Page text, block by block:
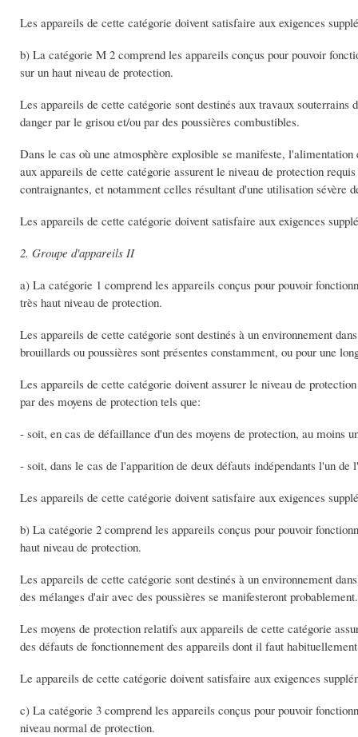
Les appareils de cette catégorie doivent satisfaire aux exigences
b) La catégorie M 2 comprend les appareils conçus pour pouvoir
sur un haut niveau de protection.
Les appareils de cette catégorie sont destinés aux travaux
danger par le grisou et/ou par des poussières combustibles.
Dans le cas où une atmosphère explosible se manifeste,
aux appareils de cette catégorie assurent le niveau de protection
contraignantes, et notamment celles résultant d'une utilisation sévère
Les appareils de cette catégorie doivent satisfaire aux exigences
2. Groupe d'appareils II
a) La catégorie 1 comprend les appareils conçus pour pouvoir
très haut niveau de protection.
Les appareils de cette catégorie sont destinés à un environnement
brouillards ou poussières sont présentes constamment, ou pour une
Les appareils de cette catégorie doivent assurer le niveau de
par des moyens de protection tels que:
- soit, en cas de défaillance d'un des moyens de protection, au moins
- soit, dans le cas de l'apparition de deux défauts indépendants l'un
Les appareils de cette catégorie doivent satisfaire aux exigences
b) La catégorie 2 comprend les appareils conçus pour pouvoir
haut niveau de protection.
Les appareils de cette catégorie sont destinés à un environnement
des mélanges d'air avec des poussières se manifesteront probablement.
Les moyens de protection relatifs aux appareils de cette catégorie
des défauts de fonctionnement des appareils dont il faut
Le appareils de cette catégorie doivent satisfaire aux exigences
c) La catégorie 3 comprend les appareils conçus pour pouvoir
niveau normal de protection.